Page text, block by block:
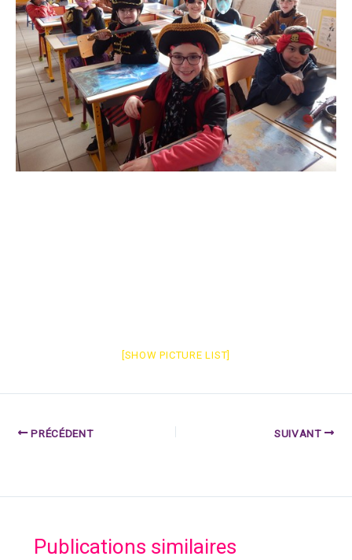
[SHOW PICTURE LIST]
PRÉCÉDENT SUIVANT
Publications similaires